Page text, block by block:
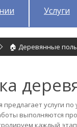
Услуги
🏠 Деревянные
услуги
выполняются
каждый